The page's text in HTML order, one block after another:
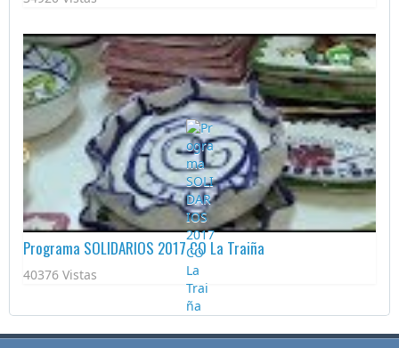
Programa SOLIDARIOS 2017 CO La Traiña
40376 Vistas